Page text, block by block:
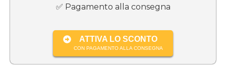
✅ Pagamento alla consegna
ATTIVA LO SCONTO
CON PAGAMENTO ALLA CONSEGNA